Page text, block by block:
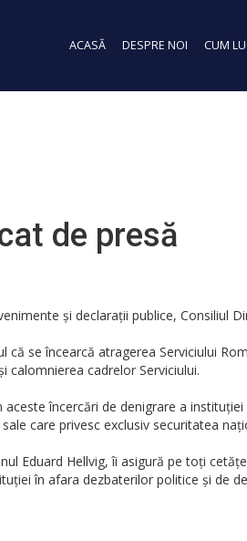
ACASĂ DESPRE NOI CUM
de presă
și declarații publice, Consiliul
că se încearcă atragerea Serviciului
calomnierea cadrelor Serviciului.
aceste încercări de denigrare a
care privesc exclusiv securitatea
Eduard Hellvig, îi asigură pe toți
în afara dezbaterilor politice și de